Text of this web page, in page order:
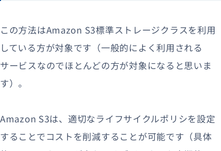
この方法はAmazon S3標準ストレージクラスを利用
している方が対象です（一般的によく利用される
サービスなのでほとんどの方が対象になると思いま
す）。
Amazon S3は、適切なライフサイクルポリシを設定
することでコストを削減することが可能です（具体